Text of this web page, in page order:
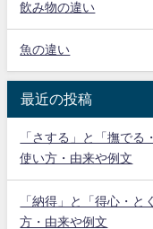
飲み物の違い
魚の違い
最近の投稿
「さする」と「撫でる
使い方・由来や例文
「納得」と「得心・
方・由来や例文